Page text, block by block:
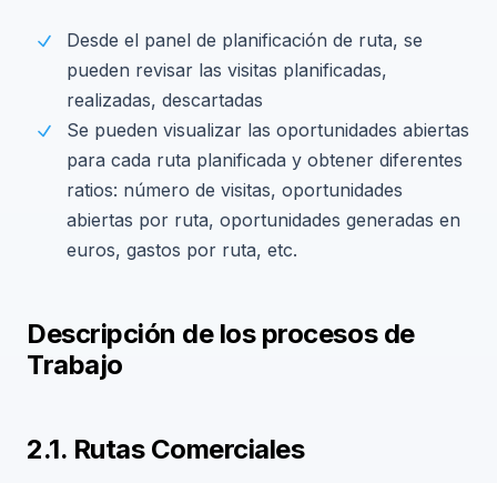
Desde el panel de planificación de ruta, se
pueden revisar las visitas planificadas,
realizadas, descartadas
Se pueden visualizar las oportunidades abiertas
para cada ruta planificada y obtener diferentes
ratios: número de visitas, oportunidades
abiertas por ruta, oportunidades generadas en
euros, gastos por ruta, etc.
Descripción de los procesos de
Trabajo
2.1. Rutas Comerciales